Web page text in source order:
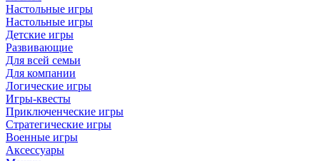
Настольные игры
Настольные игры
Детские игры
Развивающие
Для всей семьи
Для компании
Логические игры
Игры-квесты
Приключенческие игры
Стратегические игры
Военные игры
Аксессуары